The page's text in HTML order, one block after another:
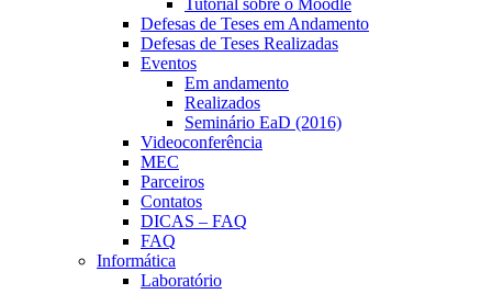
Tutorial sobre o Moodle
Defesas de Teses em Andamento
Defesas de Teses Realizadas
Eventos
Em andamento
Realizados
Seminário EaD (2016)
Videoconferência
MEC
Parceiros
Contatos
DICAS – FAQ
FAQ
Informática
Laboratório